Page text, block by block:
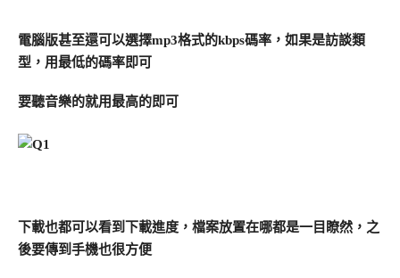
電腦版甚至還可以選擇mp3格式的kbps碼率，如果是訪談類
型，用最低的碼率即可
要聽音樂的就用最高的即可
下載也都可以看到下載進度，檔案放置在哪都是一目瞭然，之
後要傳到手機也很方便